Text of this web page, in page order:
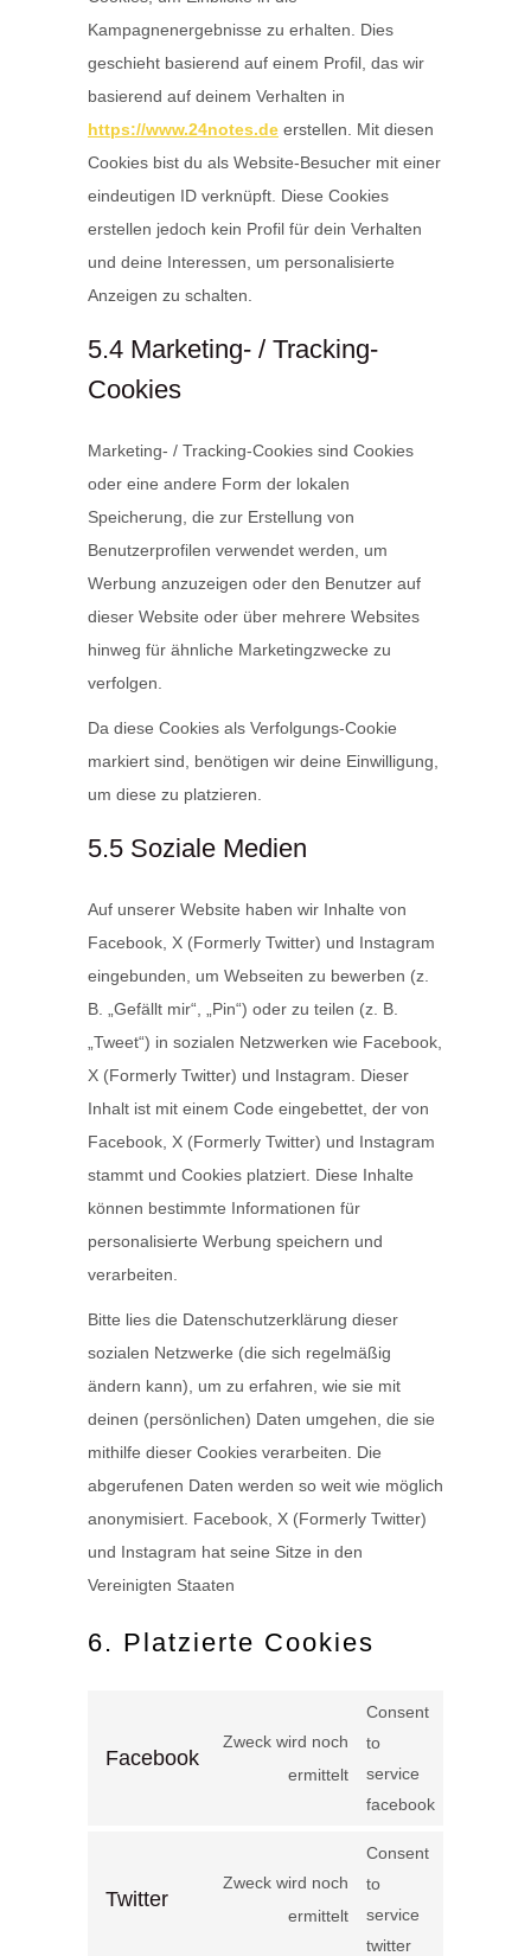
Kampagnenergebnisse zu erhalten. Dies
geschieht basierend auf einem Profil, das wir
basierend auf deinem Verhalten in
https://www.24notes.de erstellen. Mit diesen
Cookies bist du als Website-Besucher mit einer
eindeutigen ID verknüpft. Diese Cookies
erstellen jedoch kein Profil für dein Verhalten
und deine Interessen, um personalisierte
Anzeigen zu schalten.
5.4 Marketing- / Tracking-
Cookies
Marketing- / Tracking-Cookies sind Cookies
oder eine andere Form der lokalen
Speicherung, die zur Erstellung von
Benutzerprofilen verwendet werden, um
Werbung anzuzeigen oder den Benutzer auf
dieser Website oder über mehrere Websites
hinweg für ähnliche Marketingzwecke zu
verfolgen.
Da diese Cookies als Verfolgungs-Cookie
markiert sind, benötigen wir deine Einwilligung,
um diese zu platzieren.
5.5 Soziale Medien
Auf unserer Website haben wir Inhalte von
Facebook, X (Formerly Twitter) und Instagram
eingebunden, um Webseiten zu bewerben (z.
B. „Gefällt mir“, „Pin“) oder zu teilen (z. B.
„Tweet“) in sozialen Netzwerken wie Facebook,
X (Formerly Twitter) und Instagram. Dieser
Inhalt ist mit einem Code eingebettet, der von
Facebook, X (Formerly Twitter) und Instagram
stammt und Cookies platziert. Diese Inhalte
können bestimmte Informationen für
personalisierte Werbung speichern und
verarbeiten.
Bitte lies die Datenschutzerklärung dieser
sozialen Netzwerke (die sich regelmäßig
ändern kann), um zu erfahren, wie sie mit
deinen (persönlichen) Daten umgehen, die sie
mithilfe dieser Cookies verarbeiten. Die
abgerufenen Daten werden so weit wie möglich
anonymisiert. Facebook, X (Formerly Twitter)
und Instagram hat seine Sitze in den
Vereinigten Staaten
6. Platzierte Cookies
Facebook
Zweck wird noch
ermittelt
Consent
to
service
facebook
Twitter
Zweck wird noch
ermittelt
Consent
to
service
twitter